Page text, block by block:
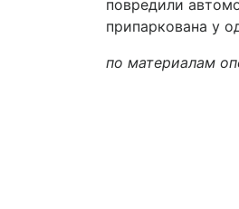
повредили
припаркована у
по материалам